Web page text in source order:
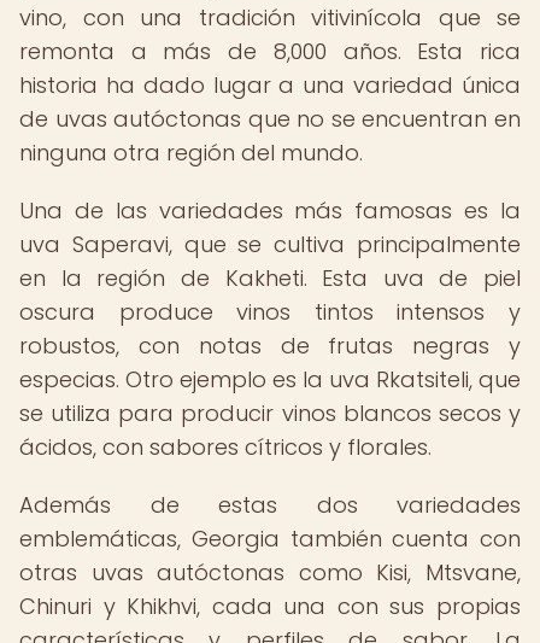
vino, con una tradición vitivinícola que se
remonta a más de 8,000 años. Esta rica
historia ha dado lugar a una variedad única
de uvas autóctonas que no se encuentran en
ninguna otra región del mundo.
Una de las variedades más famosas es la
uva Saperavi, que se cultiva principalmente
en la región de Kakheti. Esta uva de piel
oscura produce vinos tintos intensos y
robustos, con notas de frutas negras y
especias. Otro ejemplo es la uva Rkatsiteli, que
se utiliza para producir vinos blancos secos y
ácidos, con sabores cítricos y florales.
Además de estas dos variedades
emblemáticas, Georgia también cuenta con
otras uvas autóctonas como Kisi, Mtsvane,
Chinuri y Khikhvi, cada una con sus propias